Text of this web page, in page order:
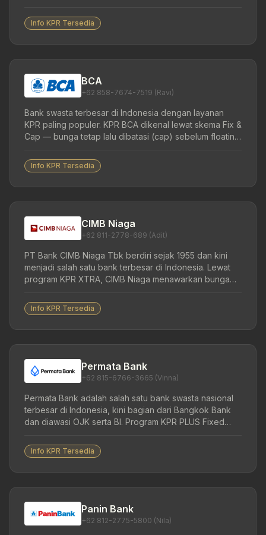
Info KPR Tersedia
BCA
+62 858-7674-7519 (Ravi)
Bank swasta terbesar di Indonesia dengan layanan
KPR paling populer. KPR BCA dikenal lewat skema Fix &
Cap — bunga tetap lalu dibatasi (cap) sebelum floating
tahun.
Info KPR Tersedia
CIMB Niaga
+62 811-2778-689 (Adit)
PT Bank CIMB Niaga Tbk berdiri sejak 1955 dan kini
menjadi salah satu bank terbesar di Indonesia. Lewat
program KPR XTRA, CIMB Niaga menawarkan bunga
over, hingga multiguna.
Info KPR Tersedia
Permata Bank
+62 815-6766-3665 (Vinna)
Permata Bank adalah salah satu bank swasta nasional
terbesar di Indonesia, kini bagian dari Bangkok Bank
dan diawasi OJK serta BI. Program KPR PLUS Fixed
yang transparan, mulai dari 3,99%.
Info KPR Tersedia
Panin Bank
+62 812-2775-5800 (Nila)